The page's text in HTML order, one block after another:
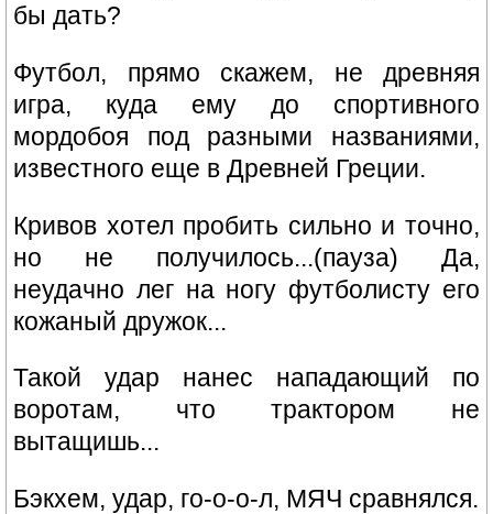
бы дать?
Футбол, прямо скажем, не древняя
игра, куда ему до спортивного
мордобоя под разными названиями,
известного еще в Древней Греции.
Кривов хотел пробить сильно и точно,
но не получилось...(пауза) Да,
неудачно лег на ногу футболисту его
кожаный дружок...
Такой удар нанес нападающий по
воротам, что трактором не
вытащишь...
Бэкхем, удар, го-о-о-л, МЯЧ сравнялся.